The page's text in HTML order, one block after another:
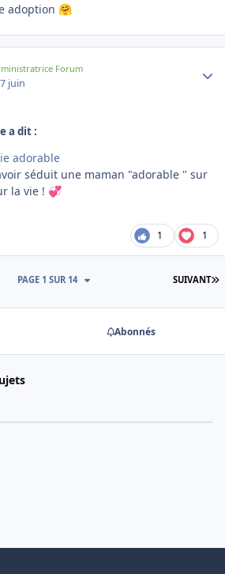
adoption 🤗
Forum
juin
a dit :
adorable
séduit une maman "adorable " sur
la vie ! 💞
1 1
SUIVANT
PAGE 1 SUR 14
Abonnés